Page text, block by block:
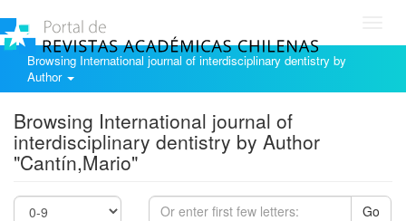
Browsing International journal of interdisciplinary dentistry by
Author
Browsing International journal of
interdisciplinary dentistry by Author
"Cantín,Mario"
Go